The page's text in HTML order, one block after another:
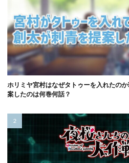
ホリミヤ宮村はなぜタトゥーを入れたの
案したのは何巻何話？